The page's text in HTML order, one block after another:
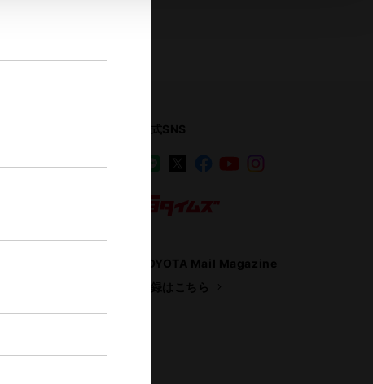
公式SNS
LINE Facebook
YouTube
TOYOTA Mail Magazine
登録はこちら